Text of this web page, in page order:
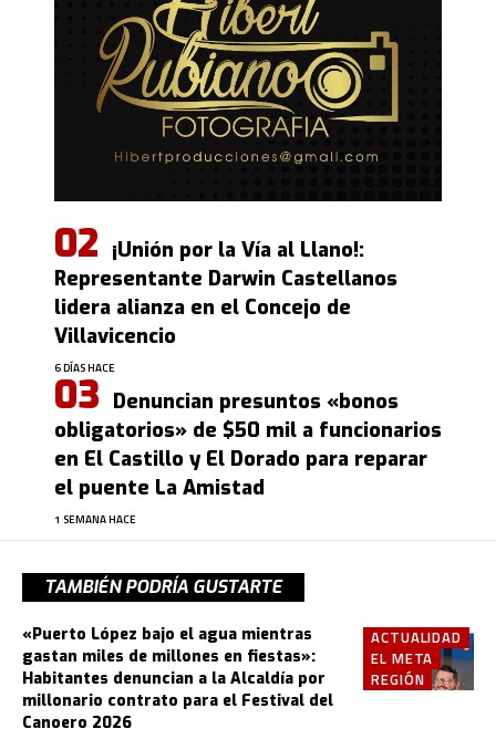
¡Unión por la Vía al Llano!:
Representante Darwin Castellanos
lidera alianza en el Concejo de
Villavicencio
6 DÍAS HACE
Denuncian presuntos «bonos
obligatorios» de $50 mil a funcionarios
en El Castillo y El Dorado para reparar
el puente La Amistad
1 SEMANA HACE
TAMBIÉN PODRÍA GUSTARTE
ACTUALIDAD
EL META
REGIÓN
«Puerto López bajo el agua mientras
gastan miles de millones en fiestas»:
Habitantes denuncian a la Alcaldía por
millonario contrato para el Festival del
Canoero 2026